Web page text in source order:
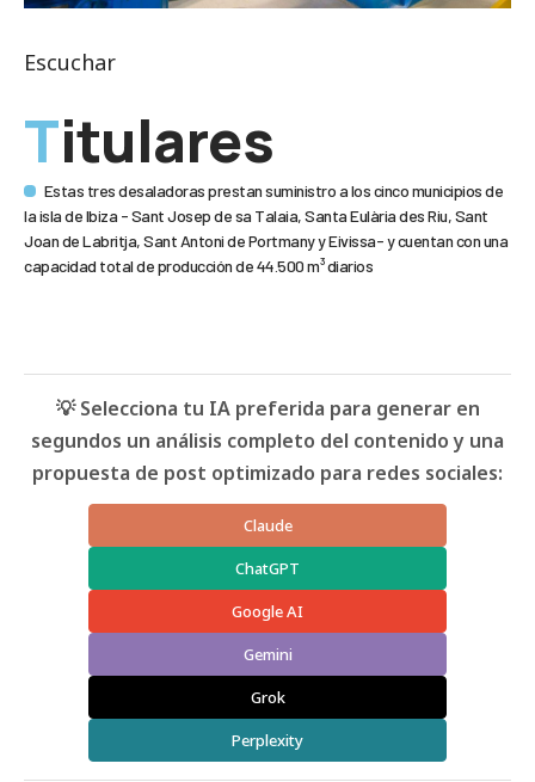
Escuchar
Titulares
Estas tres desaladoras prestan suministro a los cinco municipios de
la isla de Ibiza - Sant Josep de sa Talaia, Santa Eulària des Riu, Sant
Joan de Labritja, Sant Antoni de Portmany y Eivissa- y cuentan con una
capacidad total de producción de 44.500 m³ diarios
💡 Selecciona tu IA preferida para generar en
segundos un análisis completo del contenido y una
propuesta de post optimizado para redes sociales:
Claude
ChatGPT
Google AI
Gemini
Grok
Perplexity